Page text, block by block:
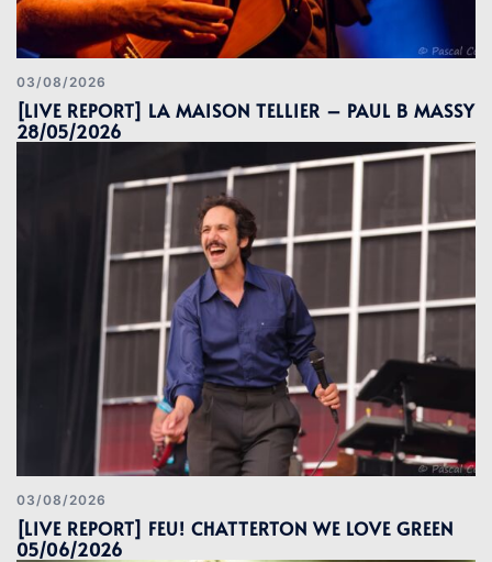
03/08/2026
[LIVE REPORT] LA MAISON TELLIER – PAUL B MASSY
28/05/2026
03/08/2026
[LIVE REPORT] FEU! CHATTERTON WE LOVE GREEN
05/06/2026